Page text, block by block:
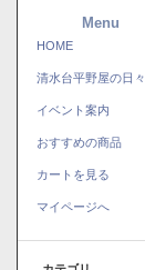
Menu
HOME
清水台平野屋の日々
イベント案内
おすすめの商品
カートを見る
マイページへ